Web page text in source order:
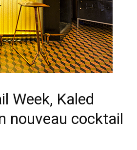
Week, Kaled
nouveau cocktail